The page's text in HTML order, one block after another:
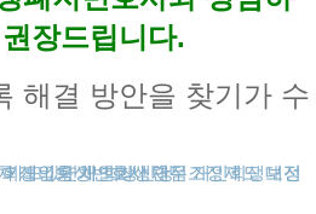
장드립니다.
해결 방안을 찾기가 수
개인회생변호사 채무조정제도
생비용 개인회생단점
카드값연체 회생신청